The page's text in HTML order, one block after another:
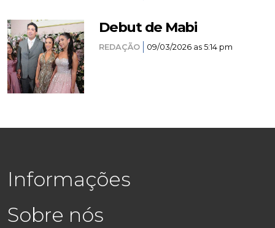
Debut de Mabi
REDAÇÃO 09/03/2026 as 5:14 pm
Informações
Sobre nós